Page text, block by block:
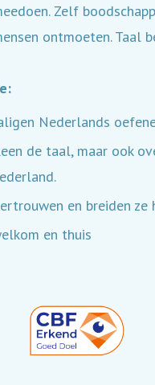
Zelf
ontmoeten. Taal
Nederlands
de taal, maar ook
en breiden ze
en thuis